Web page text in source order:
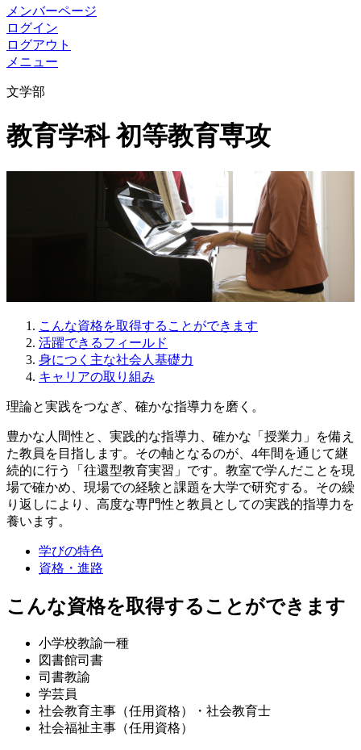
メンバーページ
ログイン
ログアウト
メニュー
文学部
教育学科 初等教育専攻
こんな資格を取得することができます
活躍できるフィールド
身につく主な社会人基礎力
キャリアの取り組み
理論と実践をつなぎ、確かな指導力を磨く。
豊かな人間性と、実践的な指導力、確かな「授業力」を備え
た教員を目指します。その軸となるのが、4年間を通じて継
続的に行う「往還型教育実習」です。教室で学んだことを現
場で確かめ、現場での経験と課題を大学で研究する。その繰
り返しにより、高度な専門性と教員としての実践的指導力を
養います。
学びの特色
資格・進路
こんな資格を取得することができます
小学校教諭一種
図書館司書
司書教諭
学芸員
社会教育主事（任用資格）・社会教育士
社会福祉主事（任用資格）